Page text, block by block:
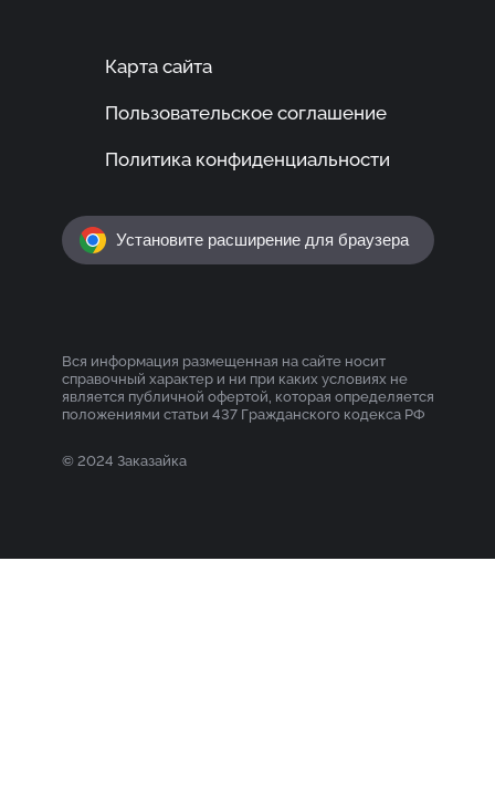
Карта сайта
Пользовательское соглашение
Политика конфиденциальности
Установите расширение для браузера
Вся информация размещенная на сайте носит
справочный характер и ни при каких условиях не
является публичной офертой, которая определяется
положениями статьи 437 Гражданского кодекса РФ
© 2024 Заказайка